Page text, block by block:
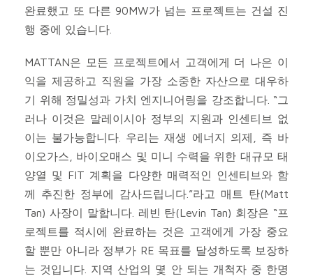
완료했고 또 다른 90MW가 넘는 프로젝트는 건설 진
행 중에 있습니다.
MATTAN은 모든 프로젝트에서 고객에게 더 나은 이
익을 제공하고 직원을 가장 소중한 자산으로 대우하
기 위해 정밀성과 가치 엔지니어링을 강조합니다. “그
러나 이것은 말레이시아 정부의 지원과 인센티브 없
이는 불가능합니다. 우리는 재생 에너지 의제, 즉 바
이오가스, 바이오매스 및 미니 수력을 위한 대규모 태
양열 및 FIT 계획을 다양한 매력적인 인센티브와 함
께 추진한 정부에 감사드립니다.”라고 매트 탄(Matt
Tan) 사장이 말합니다. 레빈 탄(Levin Tan) 회장은 “프
로젝트를 적시에 완료하는 것은 고객에게 가장 중요
할 뿐만 아니라 정부가 RE 목표를 달성하도록 보장하
는 것입니다. 지역 산업의 몇 안 되는 개척자 중 한명